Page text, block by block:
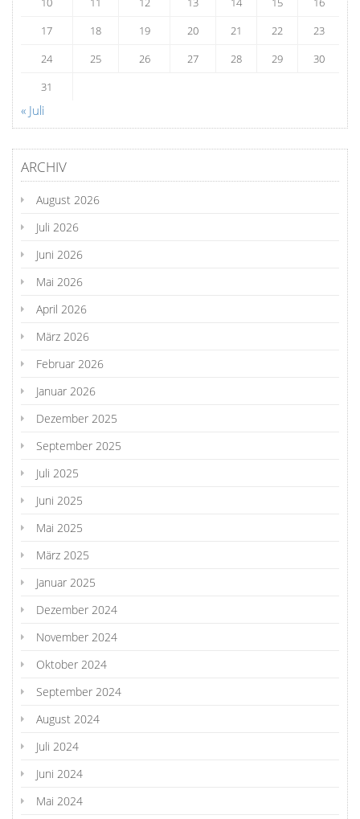
17
18 19 20 21 22
23
24
25 26 27 28 29
30
31
« Juli
ARCHIV
August 2026
Juli 2026
Juni 2026
Mai 2026
April 2026
März 2026
Februar 2026
Januar 2026
Dezember 2025
September 2025
Juli 2025
Juni 2025
Mai 2025
März 2025
Januar 2025
Dezember 2024
November 2024
Oktober 2024
September 2024
August 2024
Juli 2024
Juni 2024
Mai 2024